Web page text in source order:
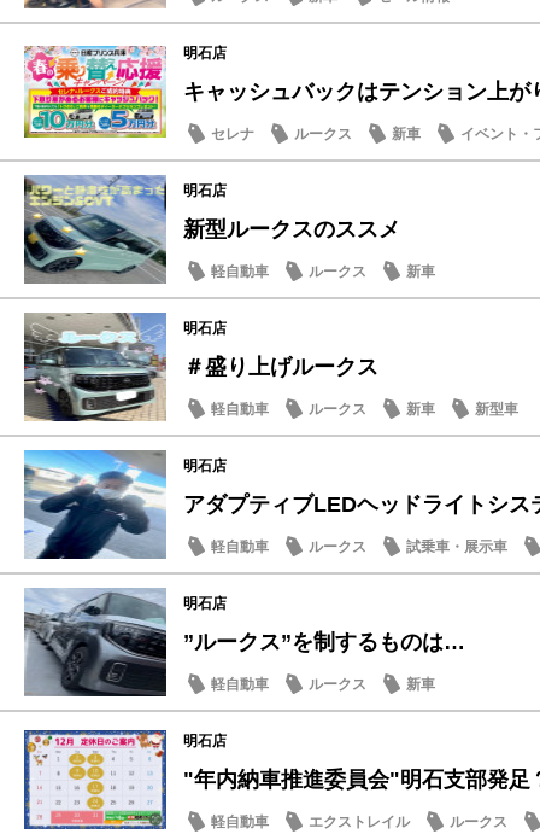
明石店
キャッシュバックはテンション上が
セレナ ルークス 新車 イベント・
明石店
新型ルークスのススメ
軽自動車 ルークス 新車
明石店
＃盛り上げルークス
軽自動車 ルークス 新車 新型車
明石店
アダプティブLEDヘッドライトシス
軽自動車 ルークス 試乗車・展示車
明石店
”ルークス”を制するものは…
軽自動車 ルークス 新車
明石店
"年内納車推進委員会"明石支部発足
軽自動車 エクストレイル ルークス